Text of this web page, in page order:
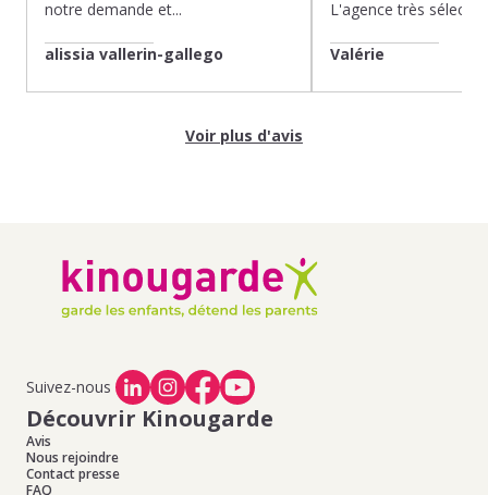
notre demande et...
alissia vallerin-gallego
L'agence très
Valérie
Voir plus d'avis
Suivez-nous
Découvrir Kinougarde
Avis
Nous rejoindre
Contact presse
FAQ